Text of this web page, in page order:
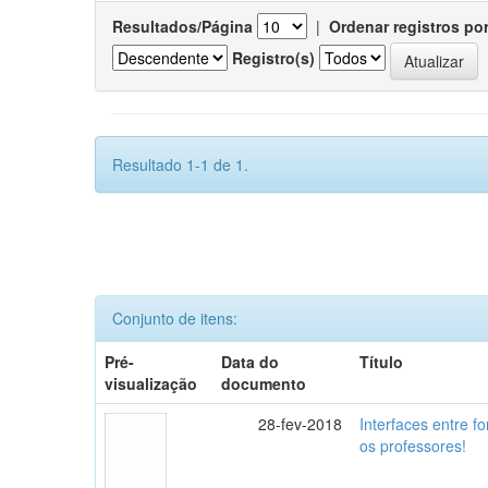
Resultados/Página | Ordenar registros por
Registro(s)
Resultado 1-1 de 1.
Conjunto de itens:
Pré-
visualização
Data do
documento
Título
28-fev-2018
Interfaces entre
os professores!